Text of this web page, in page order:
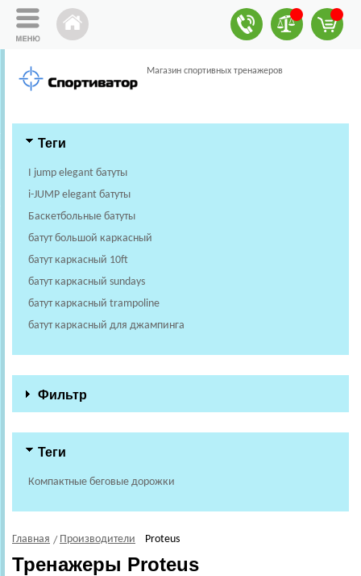
Магазин спортивных тренажеров
Теги
I jump elegant батуты
i-JUMP elegant батуты
Баскетбольные батуты
батут большой каркасный
батут каркасный 10ft
батут каркасный sundays
батут каркасный trampoline
батут каркасный для джампинга
Фильтр
Теги
Компактные беговые дорожки
Главная Производители Proteus
Тренажеры Proteus